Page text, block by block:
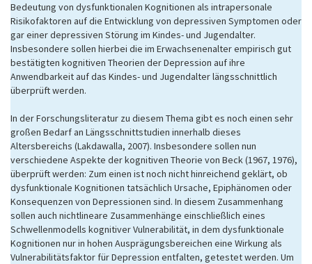
Bedeutung von dysfunktionalen Kognitionen als intrapersonale
Risikofaktoren auf die Entwicklung von depressiven Symptomen oder
gar einer depressiven Störung im Kindes- und Jugendalter.
Insbesondere sollen hierbei die im Erwachsenenalter empirisch gut
bestätigten kognitiven Theorien der Depression auf ihre
Anwendbarkeit auf das Kindes- und Jugendalter längsschnittlich
überprüft werden.
In der Forschungsliteratur zu diesem Thema gibt es noch einen sehr
großen Bedarf an Längsschnittstudien innerhalb dieses
Altersbereichs (Lakdawalla, 2007). Insbesondere sollen nun
verschiedene Aspekte der kognitiven Theorie von Beck (1967, 1976),
überprüft werden: Zum einen ist noch nicht hinreichend geklärt, ob
dysfunktionale Kognitionen tatsächlich Ursache, Epiphänomen oder
Konsequenzen von Depressionen sind. In diesem Zusammenhang
sollen auch nichtlineare Zusammenhänge einschließlich eines
Schwellenmodells kognitiver Vulnerabilität, in dem dysfunktionale
Kognitionen nur in hohen Ausprägungsbereichen eine Wirkung als
Vulnerabilitätsfaktor für Depression entfalten, getestet werden. Um